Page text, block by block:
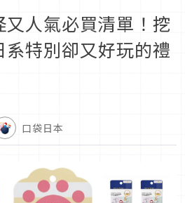
人氣必買清單！挖
特別卻又好玩的禮
口袋日本